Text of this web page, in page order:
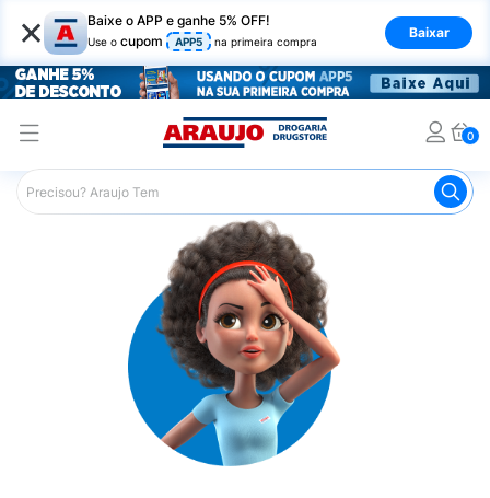
× Baixe o APP e ganhe 5% OFF!
Use o cupom APP5 na primeira compra
Baixar
0